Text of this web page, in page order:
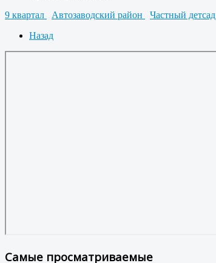
9 квартал
Автозаводский район Частный детсад
Назад
Самые просматриваемые